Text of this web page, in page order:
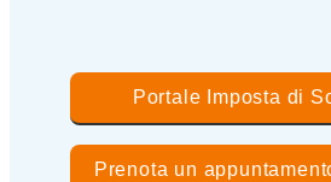
Portale Imposta di
Prenota un